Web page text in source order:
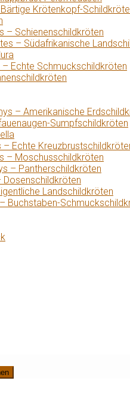
Krötenkopf-
– Schienenschildkröten
– Südafrikanische
Echte Schmuckschildkröten
– Amerikanische
Sumpfschildkröten
– Echte
– Moschusschildkröten
– Pantherschildkröten
Dosenschildkröten
Landschildkröten
Buchstaben-